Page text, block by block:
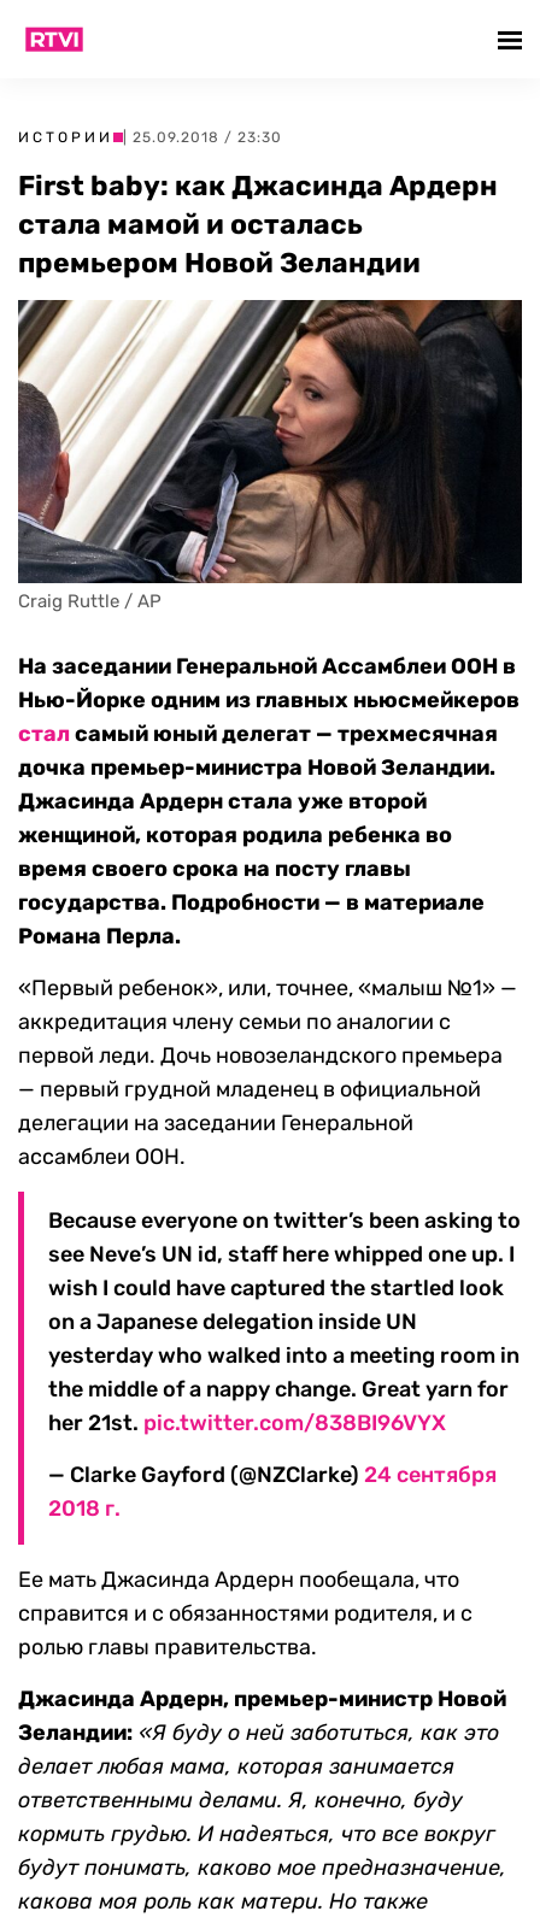
ИСТОРИИ | 25.09.2018 / 23:30
First baby: как Джасинда Ардерн
стала мамой и осталась
премьером Новой Зеландии
Craig Ruttle / АР
На заседании Генеральной Ассамблеи ООН в
Нью-Йорке одним из главных ньюсмейкеров
сталсамый юный делегат — трехмесячная
дочка премьер-министра Новой Зеландии.
Джасинда Ардерн стала уже второй
женщиной, которая родила ребенка во
время своего срока на посту главы
государства. Подробности — в материале
Романа Перла.
«Первый ребенок», или, точнее, «малыш №1» —
аккредитация члену семьи по аналогии с
первой леди. Дочь новозеландского премьера
— первый грудной младенец в официальной
делегации на заседании Генеральной
ассамблеи ООН.
Because everyone on twitter’s been asking to
see Neve’s UN id, staff here whipped one up. I
wish I could have captured the startled look
on a Japanese delegation inside UN
yesterday who walked into a meeting room in
the middle of a nappy change. Great yarn for
her 21st. pic.twitter.com/838BI96VYX
— Clarke Gayford (@NZClarke) 24 сентября
2018 г.
Ее мать Джасинда Ардерн пообещала, что
справится и с обязанностями родителя, и с
ролью главы правительства.
Джасинда Ардерн, премьер-министр Новой
Зеландии: «Я буду о ней заботиться, как это
делает любая мама, которая занимается
ответственными делами. Я, конечно, буду
кормить грудью. И надеяться, что все вокруг
будут понимать, каково мое предназначение,
какова моя роль как матери. Но также